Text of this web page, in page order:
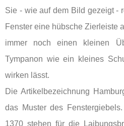
Sie - wie auf dem Bild gezeigt -
Fenster eine hübsche Zierleiste
immer noch einen kleinen
Tympanon wie ein kleines
wirken lässt.
Die Artikelbezeichnung
das Muster des
1370 stehen für die